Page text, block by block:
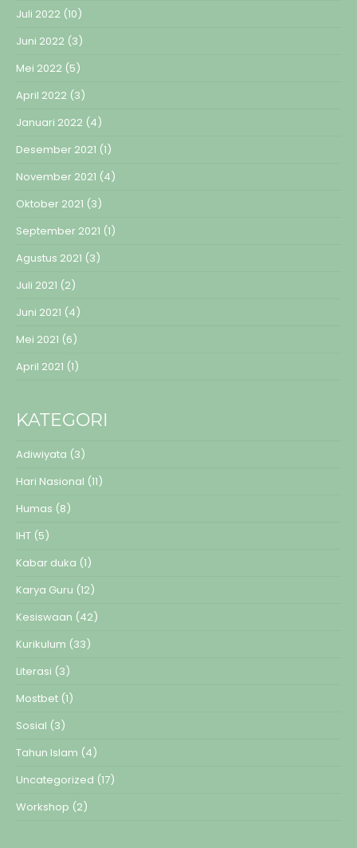
Juli 2022 (10)
Juni 2022 (3)
Mei 2022 (5)
April 2022 (3)
Januari 2022 (4)
Desember 2021 (1)
November 2021 (4)
Oktober 2021 (3)
September 2021 (1)
Agustus 2021 (3)
Juli 2021 (2)
Juni 2021 (4)
Mei 2021 (6)
April 2021 (1)
KATEGORI
Adiwiyata (3)
Hari Nasional (11)
Humas (8)
IHT (5)
Kabar duka (1)
Karya Guru (12)
Kesiswaan (42)
Kurikulum (33)
Literasi (3)
Mostbet (1)
Sosial (3)
Tahun Islam (4)
Uncategorized (17)
Workshop (2)